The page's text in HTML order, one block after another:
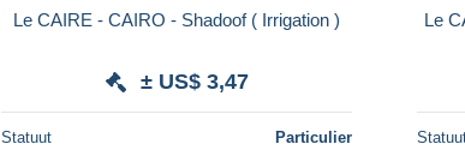
Le CAIRE - CAIRO - Shadoof ( Irrigation )
± US$ 3,47
Statuut Particulier
Le